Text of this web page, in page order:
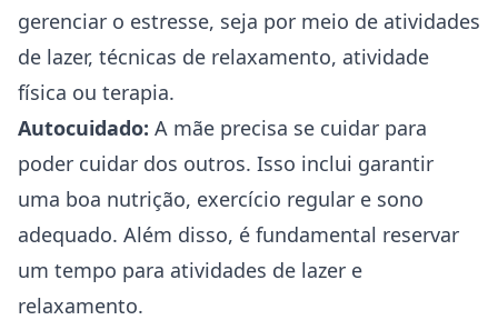
gerenciar o estresse, seja por meio de atividades
de lazer, técnicas de relaxamento, atividade
física ou terapia.
Autocuidado: A mãe precisa se cuidar para
poder cuidar dos outros. Isso inclui garantir
uma boa nutrição, exercício regular e sono
adequado. Além disso, é fundamental reservar
um tempo para atividades de lazer e
relaxamento.